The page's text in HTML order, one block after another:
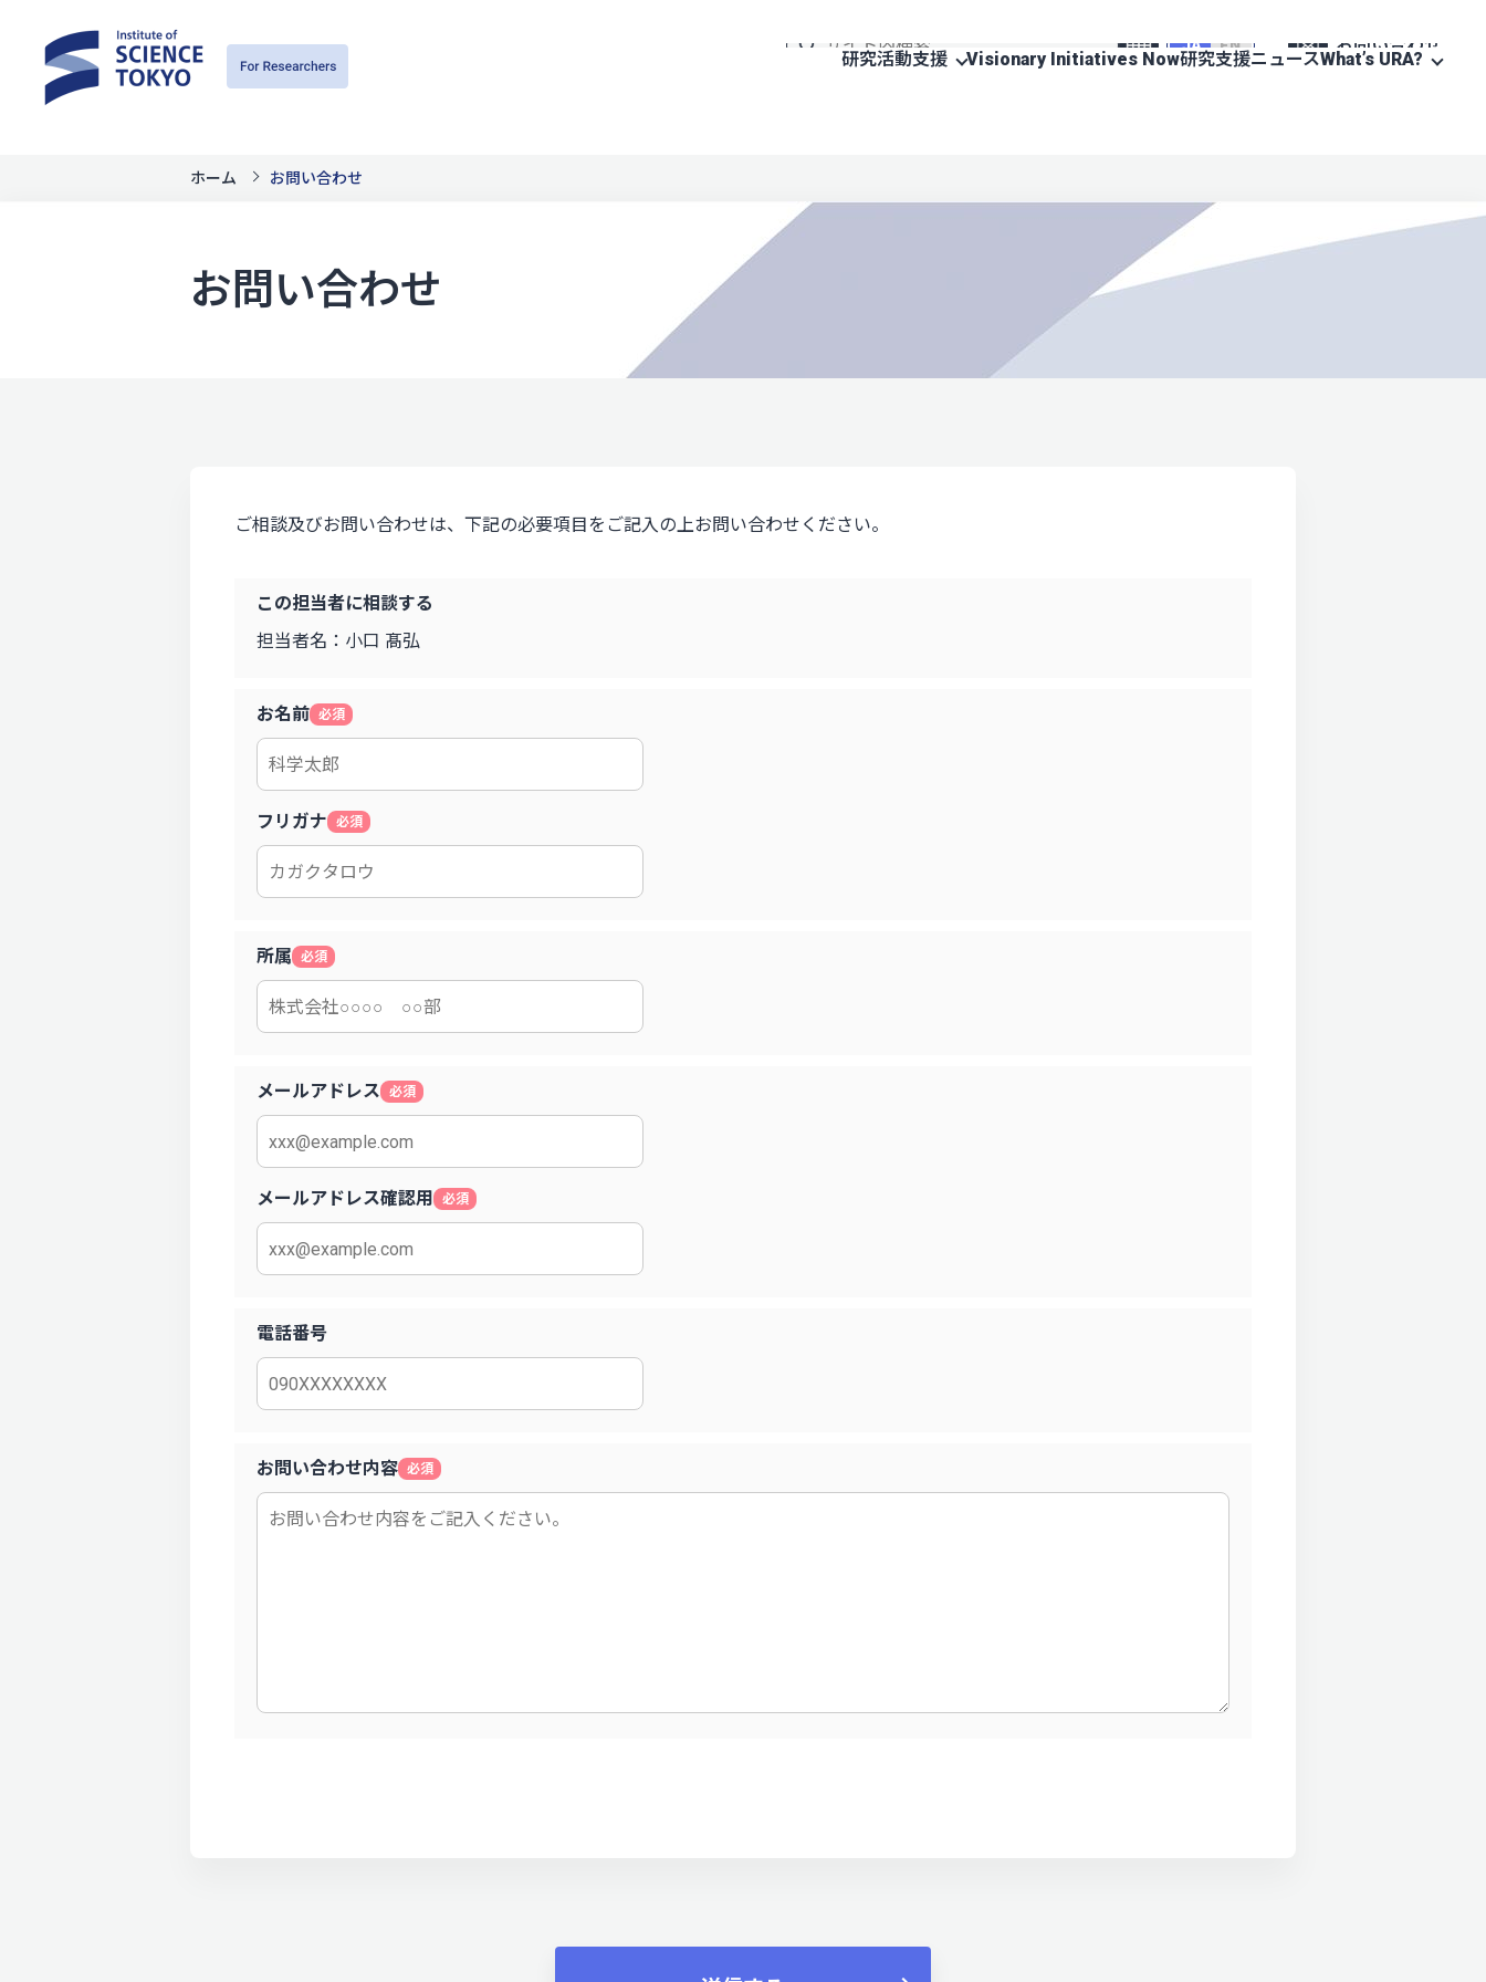
JA EN お問い合わせ
研究活動支援 Visionary Initiatives Now研究支援ニュースWhat’s URA?
ホーム お問い合わせ
お問い合わせ
ご相談及びお問い合わせは、下記の必要項目をご記入の上お問い合わせください。
この担当者に相談する
担当者名：小口 髙弘
お名前 必須
フリガナ 必須
所属 必須
メールアドレス 必須
メールアドレス確認用 必須
電話番号
お問い合わせ内容 必須